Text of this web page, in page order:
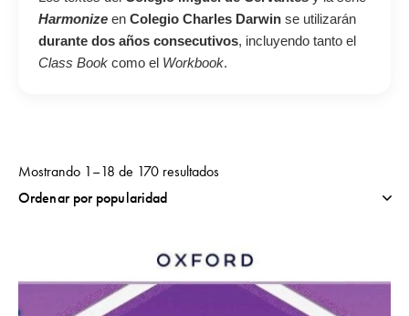
Harmonize en Colegio Charles Darwin se utilizarán
durante dos años consecutivos, incluyendo tanto el
Class Book como el Workbook.
Mostrando 1–18 de 170 resultados